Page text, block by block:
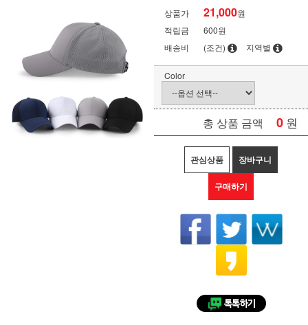
상품가 21,000원
적립금
600원
배송비
(조건) 지역별
Color
총 상품 금액 0 원
관심상품 장바구니
구매하기